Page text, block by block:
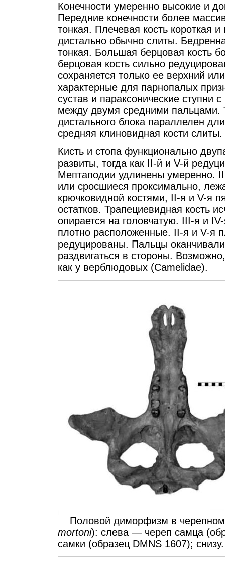
Конечности умеренно высокие и
Передние конечности более
тонкая. Плечевая кость короткая
дистально обычно слиты.
тонкая. Большая берцовая кость
берцовая кость сильно
сохраняется только ее верхний
характерные для парнопалых
сустав и параксонические
между двумя средними пальцами.
дистального блока параллелен
средняя клиновидная кости слиты.
Кисть и стопа функционально
развиты, тогда как II-й и V-й
Мептаподии удлинены умеренно.
или сросшиеся проксимально,
крючковидной костями, II-я и V-я
остатков. Трапециевидная кость
опирается на головчатую. III-я и
плотно расположенные. II-я и V-я
редуцированы. Пальцы
раздвигаться в стороны.
как у верблюдовых (Camelidae).
Половой диморфизм в черепном
mortoni): слева — череп самца
самки (образец DMNS 1607);